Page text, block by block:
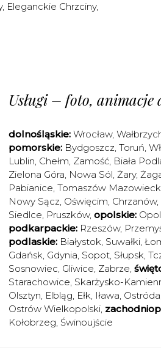
, Eleganckie Chrzciny,
Usługi – foto,
dolnośląskie: Wrocław,
pomorskie: Bydgoszcz, Toruń,
Lublin, Chełm, Zamość, Biała
Zielona Góra, Nowa Sól, Żary,
Pabianice, Tomaszów
Nowy Sącz, Oświęcim, Chrzanów,
Siedlce, Pruszków, opolskie:
podkarpackie: Rzeszów,
podlaskie: Białystok, Suwałki,
Gdańsk, Gdynia, Sopot, Słupsk,
Sosnowiec, Gliwice, Zabrze,
Starachowice, Skarżysko-
Olsztyn, Elbląg, Ełk, Iława, Ostróda
Ostrów Wielkopolski,
Kołobrzeg, Świnoujście